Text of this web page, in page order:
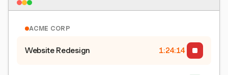
ACME CORP
Website Redesign 1:24:15